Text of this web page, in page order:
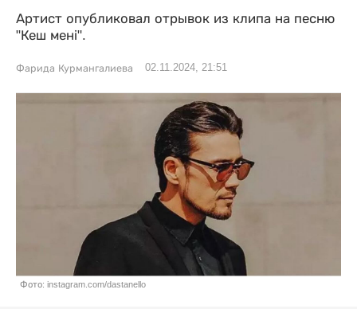
Артист опубликовал отрывок из клипа на песню
"Кеш мені".
Фарида Курмангалиева 02.11.2024, 21:51
Фото: instagram.com/dastanello